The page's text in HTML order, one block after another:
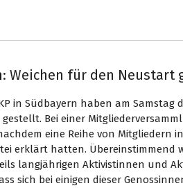
Weichen für den Neustart
in Südbayern haben am
Bei einer
eine Reihe von Mitgliedern
erklärt hatten. Übereinstimmend
langjährigen Aktivistinnen und
sich bei einigen dieser